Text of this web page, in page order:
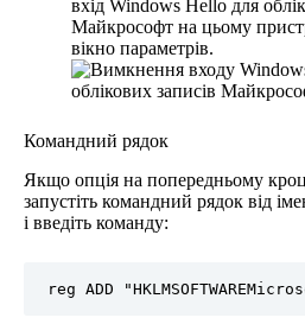
вхід Windows Hello для
Майкрософт на цьому
вікно параметрів.
Командний рядок
Якщо опція на попередньому
запустіть командний рядок від
і введіть команду:
reg ADD